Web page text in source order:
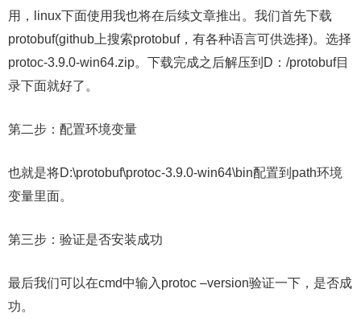
用，linux下面使用我也将在后续文章推出。我们首先下载
protobuf(github上搜索protobuf，有各种语言可供选择)。选择
protoc-3.9.0-win64.zip。下载完成之后解压到D：/protobuf目
录下面就好了。
第二步：配置环境变量
也就是将D:\protobuf\protoc-3.9.0-win64\bin配置到path环境
变量里面。
第三步：验证是否安装成功
最后我们可以在cmd中输入protoc –version验证一下，是否成
功。